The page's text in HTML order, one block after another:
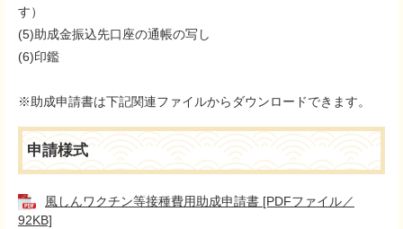
す）
(5)助成金振込先口座の通帳の写し
(6)印鑑
※助成申請書は下記関連ファイルからダウンロードできます。
申請様式
風しんワクチン等接種費用助成申請書 [PDFファイル／
92KB]